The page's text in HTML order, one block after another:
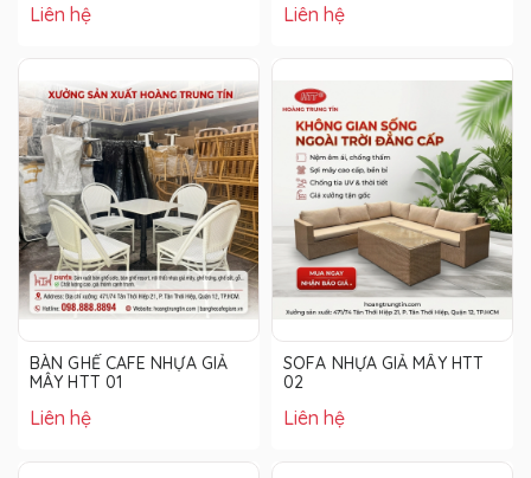
Liên hệ Liên hệ
BÀN GHẾ CAFE NHỰA GIẢ
MÂY HTT 01
Liên hệ
SOFA NHỰA GIẢ MÂY HTT
02
Liên hệ